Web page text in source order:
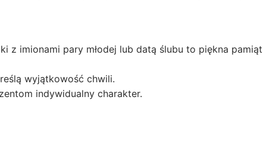
z imionami pary młodej lub datą ślubu to piękna
wyjątkowość chwili.
indywidualny charakter.